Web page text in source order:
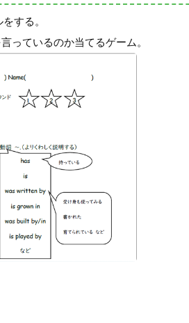
する。
っているのか当てるゲーム。